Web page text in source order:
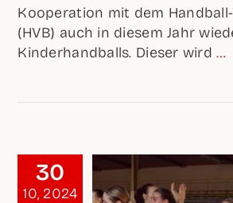
Koope­ra­ti­on mit dem
(HVB) auch in die­sem Jahr
Kin­der­hand­balls. Die­ser wird …
30
10, 2024